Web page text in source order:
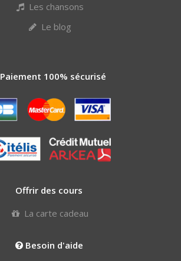
Les chansons
Le blog
Paiement 100% sécurisé
Offrir des cours
La carte cadeau
Besoin d'aide